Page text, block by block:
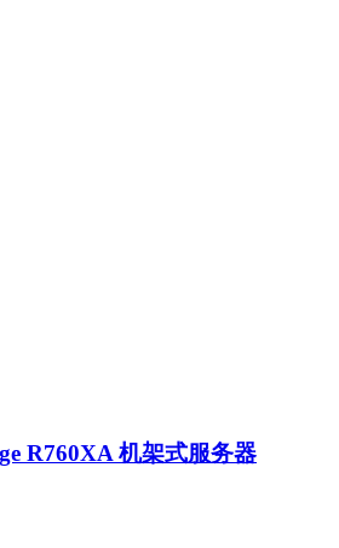
R760XA 机架式服务器